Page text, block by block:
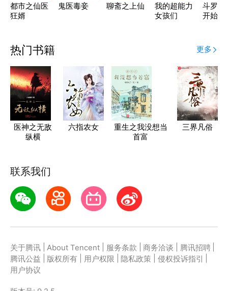
都市之仙医
狂婿
鬼医毒妾 聊斋之上仙
我的超能力
女孩们
斗罗从
开始无
热门书籍 更多
医神之无敌
纵横
六指农女
重生之我没想当
首富
三界凡俗
联系我们
关于腾讯 About Tencent 服务条款 商务洽谈 腾讯招聘
腾讯公益
版权所有 用户权限 隐私政策 侵权投诉指引
用户协议